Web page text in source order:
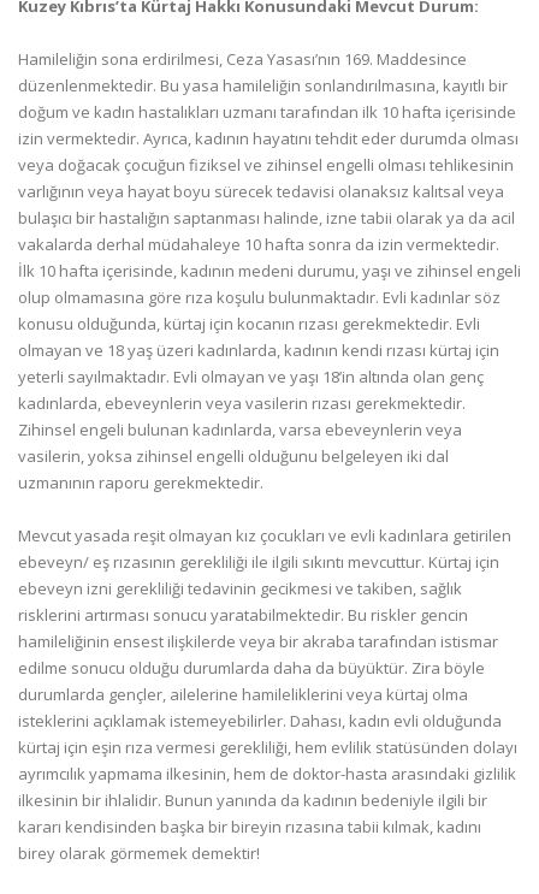
Kuzey Kıbrıs’ta Kürtaj Hakkı Konusundaki Mevcut Durum:
Hamileliğin sona erdirilmesi, Ceza Yasası’nın 169. Maddesince
düzenlenmektedir. Bu yasa hamileliğin sonlandırılmasına, kayıtlı bir
doğum ve kadın hastalıkları uzmanı tarafından ilk 10 hafta içerisinde
izin vermektedir. Ayrıca, kadının hayatını tehdit eder durumda olması
veya doğacak çocuğun fiziksel ve zihinsel engelli olması tehlikesinin
varlığının veya hayat boyu sürecek tedavisi olanaksız kalıtsal veya
bulaşıcı bir hastalığın saptanması halinde, izne tabii olarak ya da acil
vakalarda derhal müdahaleye 10 hafta sonra da izin vermektedir.
İlk 10 hafta içerisinde, kadının medeni durumu, yaşı ve zihinsel engeli
olup olmamasına göre rıza koşulu bulunmaktadır. Evli kadınlar söz
konusu olduğunda, kürtaj için kocanın rızası gerekmektedir. Evli
olmayan ve 18 yaş üzeri kadınlarda, kadının kendi rızası kürtaj için
yeterli sayılmaktadır. Evli olmayan ve yaşı 18’in altında olan genç
kadınlarda, ebeveynlerin veya vasilerin rızası gerekmektedir.
Zihinsel engeli bulunan kadınlarda, varsa ebeveynlerin veya
vasilerin, yoksa zihinsel engelli olduğunu belgeleyen iki dal
uzmanının raporu gerekmektedir.
Mevcut yasada reşit olmayan kız çocukları ve evli kadınlara getirilen
ebeveyn/ eş rızasının gerekliliği ile ilgili sıkıntı mevcuttur. Kürtaj için
ebeveyn izni gerekliliği tedavinin gecikmesi ve takiben, sağlık
risklerini artırması sonucu yaratabilmektedir. Bu riskler gencin
hamileliğinin ensest ilişkilerde veya bir akraba tarafından istismar
edilme sonucu olduğu durumlarda daha da büyüktür. Zira böyle
durumlarda gençler, ailelerine hamileliklerini veya kürtaj olma
isteklerini açıklamak istemeyebilirler. Dahası, kadın evli olduğunda
kürtaj için eşin rıza vermesi gerekliliği, hem evlilik statüsünden dolayı
ayrımcılık yapmama ilkesinin, hem de doktor-hasta arasındaki gizlilik
ilkesinin bir ihlalidir. Bunun yanında da kadının bedeniyle ilgili bir
kararı kendisinden başka bir bireyin rızasına tabii kılmak, kadını
birey olarak görmemek demektir!